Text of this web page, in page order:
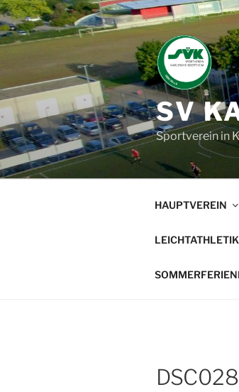
Zum
Inhalt
springen
SV
Sportverein in
HAUPTVEREIN
LEICHTATHLETIK